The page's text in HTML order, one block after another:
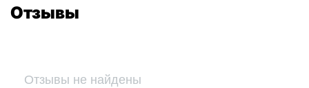
Отзывы
Отзывы не найдены